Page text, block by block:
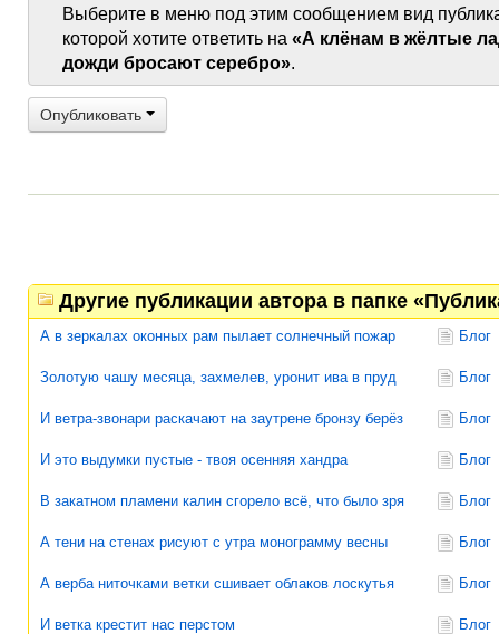
Выберите в меню под этим сообщением вид
которой хотите ответить на «А клёнам в жёлтые
дожди бросают серебро».
Опубликовать
Другие публикации автора в папке
А в зеркалах оконных рам пылает солнечный пожар Блог
Золотую чашу месяца, захмелев, уронит ива в пруд Блог
И ветра-звонари раскачают на заутрене бронзу берёз Блог
И это выдумки пустые - твоя осенняя хандра Блог
В закатном пламени калин сгорело всё, что было зря Блог
А тени на стенах рисуют с утра монограмму весны Блог
А верба ниточками ветки сшивает облаков лоскутья Блог
И ветка крестит нас перстом Блог